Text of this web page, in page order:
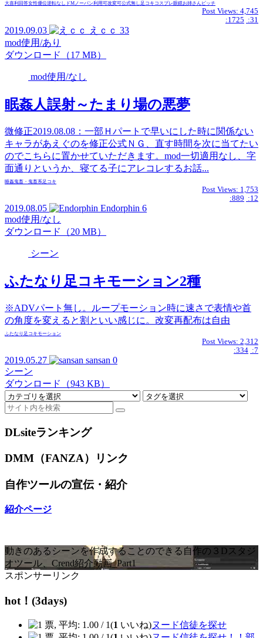
大喜利回答女性優位逆転なし ドMノーパン利用可改変可公式無し 足コキ コスプレ 眼鏡お姉さんビッチ
Post Views: 4,745
:1725 :31
2019.09.03 えｃｃ 33
mod使用/あり
ダウンロード（17 MB）
mod使用/なし
眠姦人誤射～たまり場の悪夢
微修正2019.08.08：一部Ｈパートで早いにした時に関係ない
キャラがあえぐのを修正公式ＮＧ、直す時間を次に当てたい
のでこちらに置かせていただきます。mod一切適用なし、字
面通りというか、寝てる子にアレコレするお話...
睡姦鬼畜・鬼畜系足コキ
Post Views: 1,753
:889 :12
2019.08.05 Endorphin 6
mod使用/なし
ダウンロード（20 MB）
シーン
ふたなり足コキモーション2種
※ADVパート無し。ループモーション時に速さで表情や首
の角度を変えると割といい感じに。改変再配布は自由
ふたなり 足コキモーション
Post Views: 2,312
:334 :7
2019.05.27 sansan 0
シーン
ダウンロード（943 KB）
DLsiteランキング
DMM（FANZA）リンク
自作ツールの宣伝・紹介
紹介ページ
動きのあるシーンを作成することのできる自作の３Dスタジ
オツール、Crend紹介動画_Part1
スポンサーリンク
hot！(3days)
(1 いいね)ヌード信徒を探せ